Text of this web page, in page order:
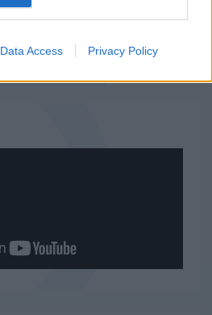
Data Access Privacy Policy